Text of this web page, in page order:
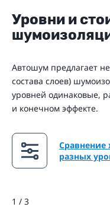
Уровни и
Автошум предлагает
состава слоев)
уровней одинаковые,
и конечном эффекте.
Сравнение
разных
1 / 3